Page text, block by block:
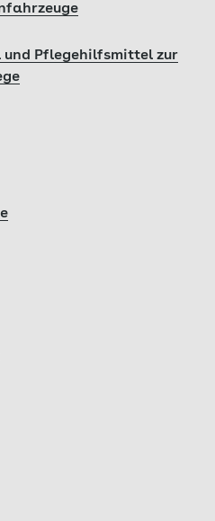
Pflegehilfsmittel zur